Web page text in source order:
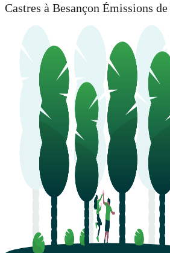
Castres à Besançon Émissions